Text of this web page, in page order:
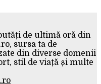
de ultimă oră din
sursa ta de
din diverse domenii
stil de viață și multe